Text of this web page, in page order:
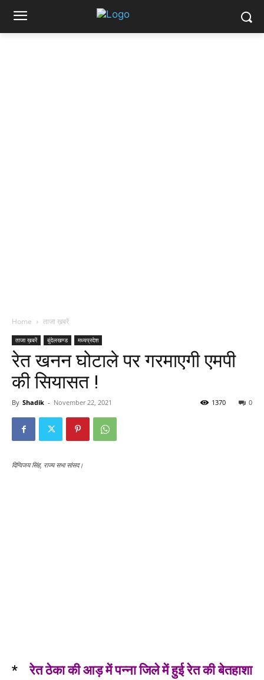
Home ताजा ख़बरें
ताजा ख़बरें बुंदेलखण्ड मध्यप्रदेश
रेत खनन घोटाले पर गरमाएगी एमपी
की सियासत !
By Shadik - November 22, 2021 0
1370
दिग्विजय सिंह, राज्य सभा सांसद।
*रेत ठेका की आड़ में पन्ना जिले में हुई रेत की बेतहाशा